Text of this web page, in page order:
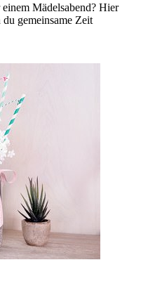
Mädelsabend? Hier
gemeinsame Zeit